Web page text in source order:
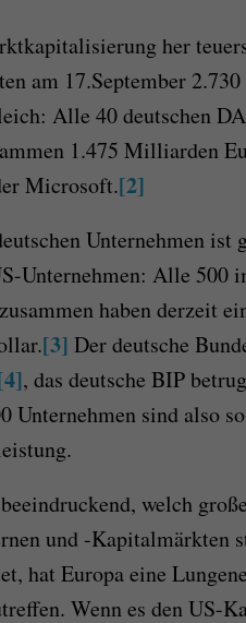
her
am 17.September
Alle 40 deutschen
1.475 Milliarden
Microsoft.[2]
Unternehmen ist
Unternehmen: Alle 500
haben derzeit
[3] Der deutsche
, das deutsche BIP
Unternehmen sind also
welch
und -Kapitalmärkten
hat Europa eine
Wenn es den US-